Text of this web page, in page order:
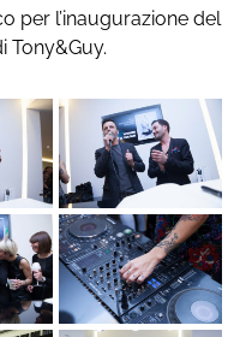
per l’inaugurazione del
Tony&Guy.